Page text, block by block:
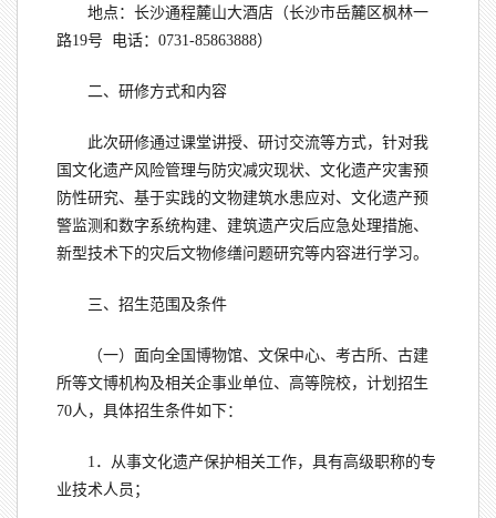
地点：长沙通程麓山大酒店（长沙市岳麓区枫林一
路19号 电话：0731-85863888）
二、研修方式和内容
此次研修通过课堂讲授、研讨交流等方式，针对我
国文化遗产风险管理与防灾减灾现状、文化遗产灾害预
防性研究、基于实践的文物建筑水患应对、文化遗产预
警监测和数字系统构建、建筑遗产灾后应急处理措施、
新型技术下的灾后文物修缮问题研究等内容进行学习。
三、招生范围及条件
（一）面向全国博物馆、文保中心、考古所、古建
所等文博机构及相关企事业单位、高等院校，计划招生
70人，具体招生条件如下：
1．从事文化遗产保护相关工作，具有高级职称的专
业技术人员；